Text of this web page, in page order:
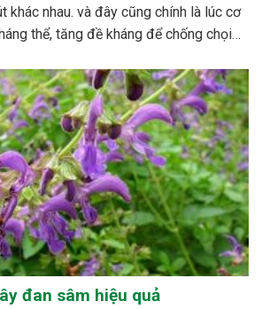
khác nhau. và đây cũng chính là lúc cơ
thể, tăng đề kháng để chống chọi
đan sâm hiệu quả